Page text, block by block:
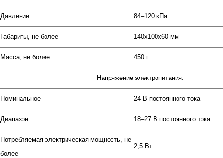
Давление 84–120 кПа
Габариты, не более 140x100x60 мм
Масса, не более 450 г
Напряжение электропитания:
Номинальное 24 В постоянного тока
Диапазон 18–27 В постоянного тока
Потребляемая электрическая мощность, не
более
2,5 Вт